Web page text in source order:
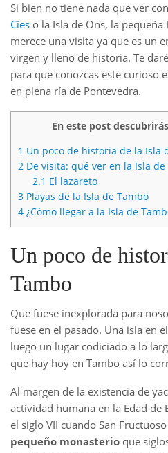
Si bien no tiene nada que ver
Cíes o la Isla de Ons, la
merece una visita ya que es un
virgen y lleno de historia. Te
para que conozcas este curioso
en plena ría de Pontevedra.
En este post
1 Un poco de historia de la Isla
2 De visita: qué ver en la Isla de
2.1 El lazareto
3 Playas de la Isla de Tambo
4 ¿Cómo llegar a la Isla de
Un poco de
Tambo
Que fuese inexplorada para
fuese en el pasado. Una isla en
luego un lugar codiciado a lo
que hay hoy en Tambo así lo
Al margen de la existencia de
actividad humana en la Edad de
el siglo VII cuando San
pequeño monasterio que